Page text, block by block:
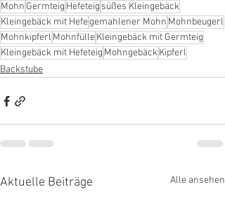
Mohn Germteig Hefeteig süßes Kleingebäck
Kleingebäck mit Hefegemahlener Mohn Mohnbeugerl
Mohnkipferl MohnfülleKleingebäck mit Germteig
Kleingebäck mit Hefeteig MohngebäckKipferl
Backstube
Aktuelle Beiträge Alle ansehen